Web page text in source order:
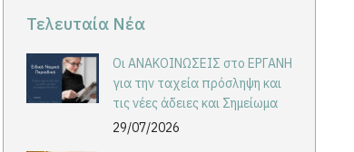
Τελευταία Νέα
Οι ΑΝΑΚΟΙΝΩΣΕΙΣ στο ΕΡΓΑΝΗ
για την ταχεία πρόσληψη και
τις νέες άδειες και Σημείωμα
29/07/2026